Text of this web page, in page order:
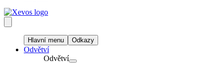
Hlavní menu Odkazy
Odvětví
Odvětví